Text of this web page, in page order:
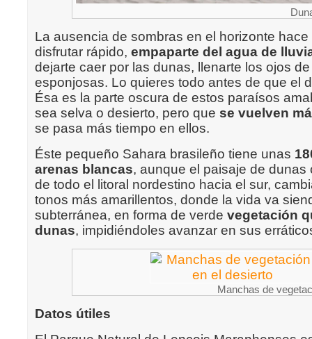
La ausencia de sombras en el horizonte
disfrutar rápido, empaparte del agua de
dejarte caer por las dunas, llenarte los ojos
esponjosas. Lo quieres todo antes de que el
Ésa es la parte oscura de estos paraísos
sea selva o desierto, pero que se vuelven
se pasa más tiempo en ellos.
Éste pequeño Sahara brasileño tiene unas
arenas blancas, aunque el paisaje de dunas
de todo el litoral nordestino hacia el sur,
tonos más amarillentos, donde la vida va
subterránea, en forma de verde vegetación
dunas, impidiéndoles avanzar en sus
Manchas de
Datos útiles